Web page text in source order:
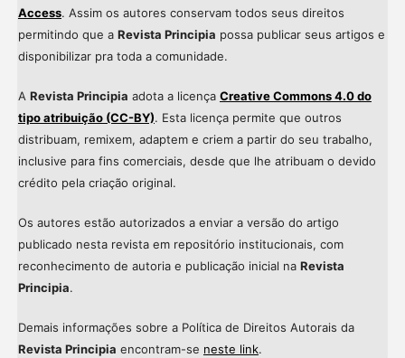
Access. Assim os autores conservam todos seus direitos
permitindo que a Revista Principia possa publicar seus artigos e
disponibilizar pra toda a comunidade.
A Revista Principia adota a licença Creative Commons 4.0 do
tipo atribuição (CC-BY). Esta licença permite que outros
distribuam, remixem, adaptem e criem a partir do seu trabalho,
inclusive para fins comerciais, desde que lhe atribuam o devido
crédito pela criação original.
Os autores estão autorizados a enviar a versão do artigo
publicado nesta revista em repositório institucionais, com
reconhecimento de autoria e publicação inicial na Revista
Principia.
Demais informações sobre a Política de Direitos Autorais da
Revista Principia encontram-se neste link.